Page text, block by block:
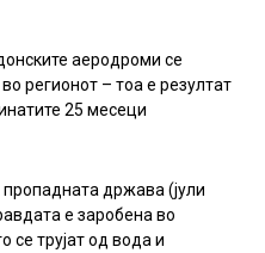
аеродроми се
регионот – тоа е резултат
25 месеци
држава (јули
е заробена во
се трујат од вода и